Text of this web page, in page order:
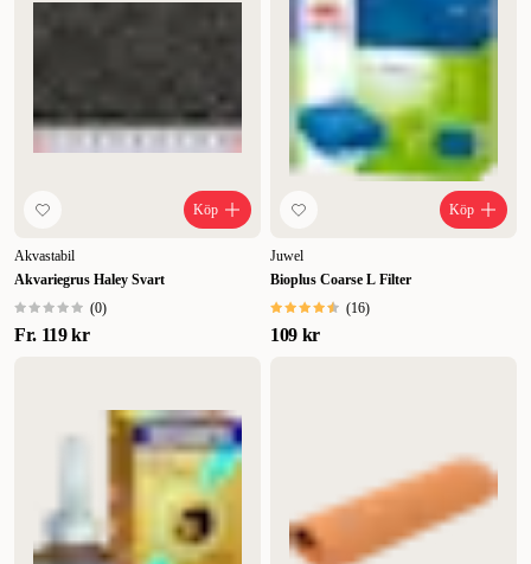
Köp
Akvastabil
Akvariegrus Haley Svart
(0)
Fr. 119 kr
Köp
Juwel
Bioplus Coarse L Filter
(16)
109 kr